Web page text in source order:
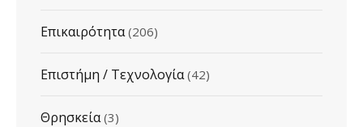
Επικαιρότητα (206)
Επιστήμη / Τεχνολογία (42)
Θρησκεία (3)